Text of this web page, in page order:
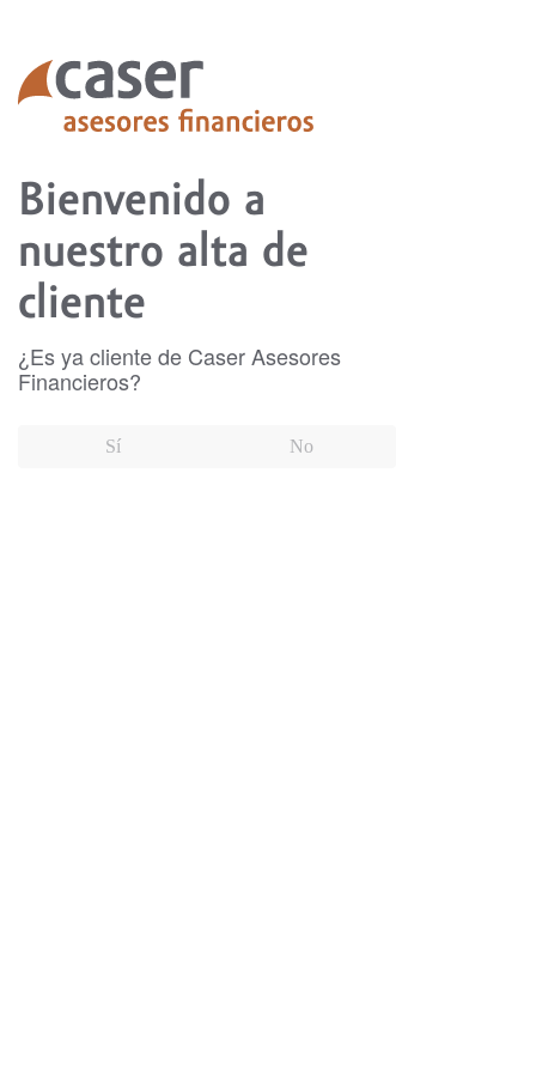
Bienvenido a
nuestro alta de
cliente
¿Es ya cliente de Caser Asesores
Financieros?
Sí No